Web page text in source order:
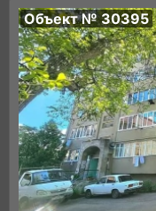
Объект № 30395